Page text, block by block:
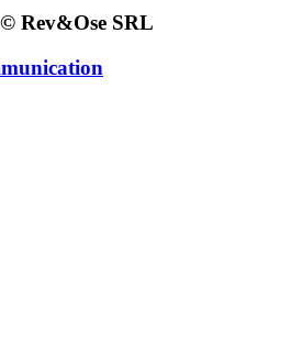
Rev&Ose SRL